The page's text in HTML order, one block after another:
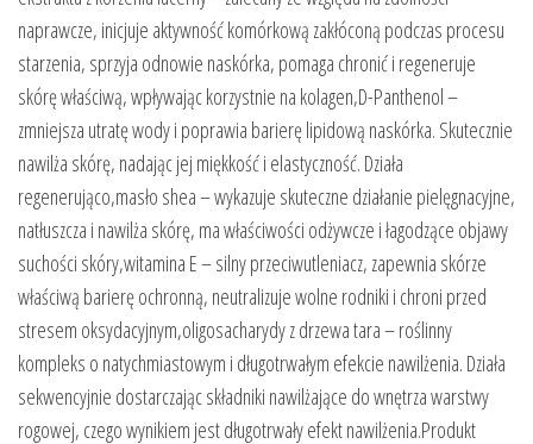
naprawcze, inicjuje aktywność komórkową zakłóconą podczas procesu
starzenia, sprzyja odnowie naskórka, pomaga chronić i regeneruje
skórę właściwą, wpływając korzystnie na kolagen,D-Panthenol –
zmniejsza utratę wody i poprawia barierę lipidową naskórka. Skutecznie
nawilża skórę, nadając jej miękkość i elastyczność. Działa
regenerująco,masło shea – wykazuje skuteczne działanie pielęgnacyjne,
natłuszcza i nawilża skórę, ma właściwości odżywcze i łagodzące objawy
suchości skóry,witamina E – silny przeciwutleniacz, zapewnia skórze
właściwą barierę ochronną, neutralizuje wolne rodniki i chroni przed
stresem oksydacyjnym,oligosacharydy z drzewa tara – roślinny
kompleks o natychmiastowym i długotrwałym efekcie nawilżenia. Działa
sekwencyjnie dostarczając składniki nawilżające do wnętrza warstwy
rogowej, czego wynikiem jest długotrwały efekt nawilżenia.Produkt